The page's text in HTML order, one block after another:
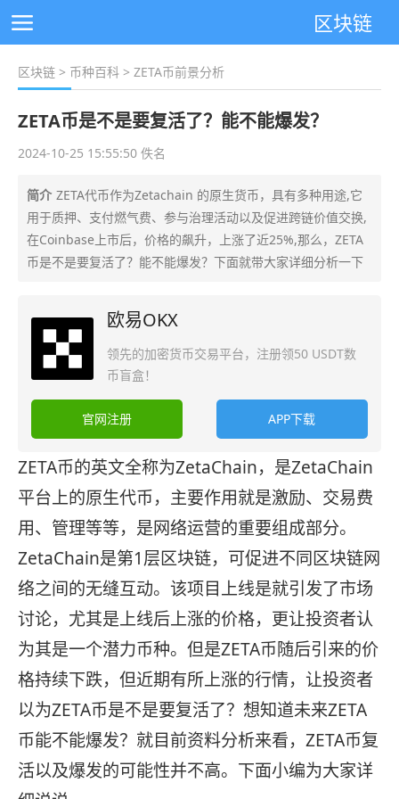
区块链
区块链 > 币种百科 > ZETA币前景分析
ZETA币是不是要复活了？能不能爆发？
2024-10-25 15:55:50 佚名
简介 ZETA代币作为Zetachain 的原生货币，具有多种用途,它
用于质押、支付燃气费、参与治理活动以及促进跨链价值交换,
在Coinbase上市后，价格的飙升，上涨了近25%,那么，ZETA
币是不是要复活了？能不能爆发？下面就带大家详细分析一下
欧易OKX
领先的加密货币交易平台，注册领50 USDT数
币盲盒！
官网注册 APP下载
ZETA币的英文全称为ZetaChain，是ZetaChain
平台上的原生代币，主要作用就是激励、交易费
用、管理等等，是网络运营的重要组成部分。
ZetaChain是第1层区块链，可促进不同区块链网
络之间的无缝互动。该项目上线是就引发了市场
讨论，尤其是上线后上涨的价格，更让投资者认
为其是一个潜力币种。但是ZETA币随后引来的价
格持续下跌，但近期有所上涨的行情，让投资者
以为ZETA币是不是要复活了？想知道未来ZETA
币能不能爆发？就目前资料分析来看，ZETA币复
活以及爆发的可能性并不高。下面小编为大家详